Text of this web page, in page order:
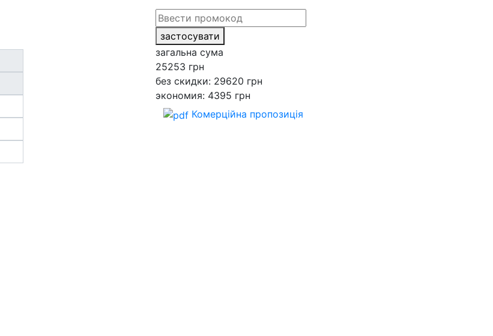
застосувати
загальна сума
25253 грн
без скидки: 29620 грн
экономия: 4395 грн
Комерційна пропозиція